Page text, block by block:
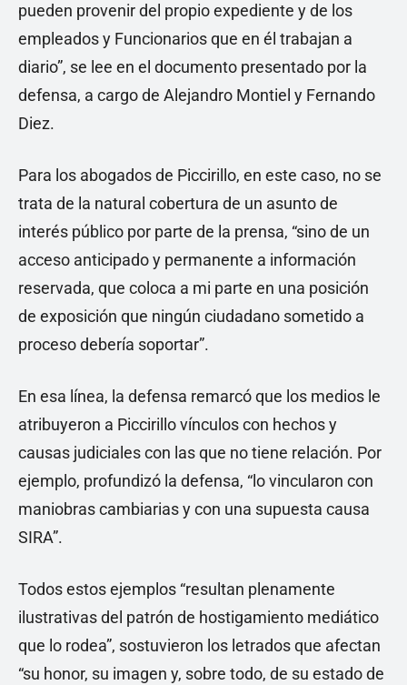
pueden provenir del propio expediente y de los
empleados y Funcionarios que en él trabajan a
diario”, se lee en el documento presentado por la
defensa, a cargo de Alejandro Montiel y Fernando
Diez.
Para los abogados de Piccirillo, en este caso, no se
trata de la natural cobertura de un asunto de
interés público por parte de la prensa, “sino de un
acceso anticipado y permanente a información
reservada, que coloca a mi parte en una posición
de exposición que ningún ciudadano sometido a
proceso debería soportar”.
En esa línea, la defensa remarcó que los medios le
atribuyeron a Piccirillo vínculos con hechos y
causas judiciales con las que no tiene relación. Por
ejemplo, profundizó la defensa, “lo vincularon con
maniobras cambiarias y con una supuesta causa
SIRA”.
Todos estos ejemplos “resultan plenamente
ilustrativas del patrón de hostigamiento mediático
que lo rodea”, sostuvieron los letrados que afectan
“su honor, su imagen y, sobre todo, de su estado de